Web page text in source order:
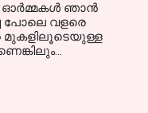
ഓര്‍മ്മകള്‍ ഞാന്‍
പോലെ വളരെ
മുകളിലൂടെയുള്ള